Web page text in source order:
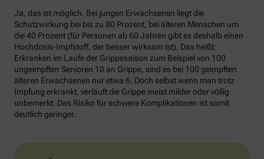
Ja, das ist möglich. Bei jungen Erwachsenen liegt die
Schutzwirkung bei bis zu 80 Prozent, bei älteren Menschen um
die 40 Prozent (für Personen ab 60 Jahren gibt es deshalb einen
Hochdosis-Impfstoff, der besser wirksam ist). Das heißt:
Erkranken im Laufe der Grippesaison zum Beispiel von 100
ungeimpften Senioren 10 an Grippe, sind es bei 100 geimpften
älteren Erwachsenen nur etwa 6. Doch selbst wenn man trotz
Impfung erkrankt, verläuft die Grippe meist milder oder völlig
unbemerkt. Das Risiko für schwere Komplikationen ist somit
deutlich geringer.